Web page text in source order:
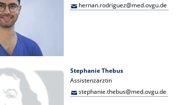
hernan.rodriguez@med.ovgu.de
Stephanie Thebus
Assistenzärztin
stephanie.thebus@med.ovgu.de